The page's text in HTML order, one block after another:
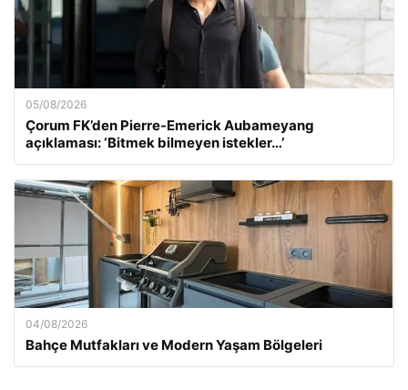
05/08/2026
Çorum FK’den Pierre-Emerick Aubameyang
açıklaması: ‘Bitmek bilmeyen istekler…’
04/08/2026
Bahçe Mutfakları ve Modern Yaşam Bölgeleri